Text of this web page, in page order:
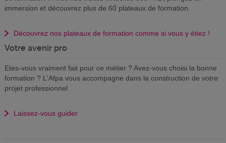
immersion et découvrez plus de 60 plateaux de formation.
Découvrez nos plateaux de formation comme si vous y étiez !
Votre avenir pro
Etes-vous vraiment fait pour ce métier ? Avez-vous choisi la bonne
formation ? L'Afpa vous accompagne dans la construction de votre
projet professionnel
Laissez-vous guider